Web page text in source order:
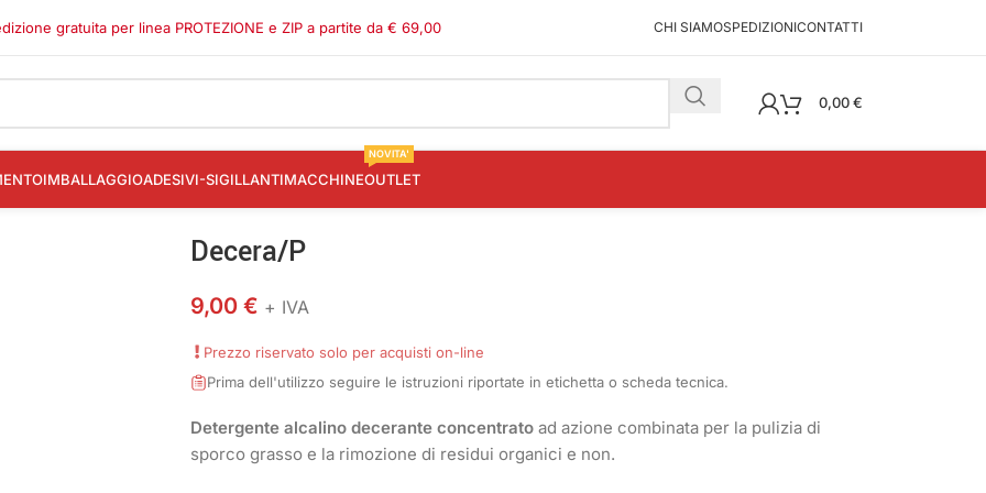
gratuita per linea PROTEZIONE e ZIP a partite da € 69,00 CHI SIAMOSPEDIZIONICONTATTI
0,00€
IMBALLAGGIOADESIVI-SIGILLANTIMACCHINEOUTLET
NOVITA'
Decera/P
9,00 € + IVA
Prezzo riservato solo per acquisti on-line
Prima dell'utilizzo seguire le istruzioni riportate in etichetta o scheda tecnica.
Detergente alcalino decerante concentrato ad azione combinata per la pulizia di
sporco grasso e la rimozione di residui organici e non.